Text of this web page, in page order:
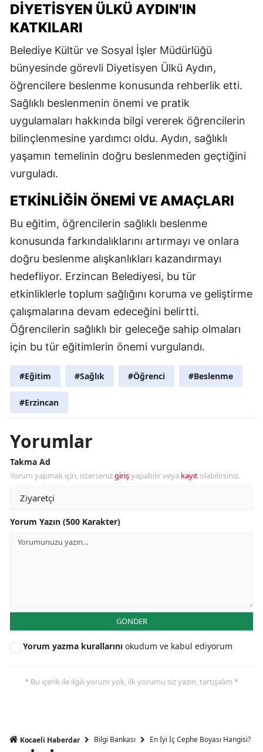
DIYETISYEN ÜLKÜ AYDIN'IN
KATKILARI
Belediye Kültür ve Sosyal İşler Müdürlüğü
bünyesinde görevli Diyetisyen Ülkü Aydın,
öğrencilere beslenme konusunda rehberlik etti.
Sağlıklı beslenmenin önemi ve pratik
uygulamaları hakkında bilgi vererek öğrencilerin
bilinçlenmesine yardımcı oldu. Aydın, sağlıklı
yaşamın temelinin doğru beslenmeden geçtiğini
vurguladı.
ETKINLIĞIN ÖNEMI VE AMAÇLARI
Bu eğitim, öğrencilerin sağlıklı beslenme
konusunda farkındalıklarını artırmayı ve onlara
doğru beslenme alışkanlıkları kazandırmayı
hedefliyor. Erzincan Belediyesi, bu tür
etkinliklerle toplum sağlığını koruma ve geliştirme
çalışmalarına devam edeceğini belirtti.
Öğrencilerin sağlıklı bir geleceğe sahip olmaları
için bu tür eğitimlerin önemi vurgulandı.
#Eğitim #Sağlık #Öğrenci #Beslenme
#Erzincan
Yorumlar
Takma Ad
Yorum yapmak için, istersenizgirişyapabilir veya kayıt olabilirsiniz.
Yorum Yazın (500 Karakter)
GÖNDER
Yorum yazma kurallarını okudum ve kabul ediyorum
* Bu içerik ile ilgili yorum yok, ilk yorumu siz yazın, tartışalım *
Kocaeli Haberdar Bilgi Bankası En İyi İç Cephe Boyası Hangisi?